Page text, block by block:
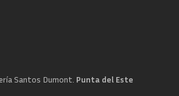
Santos Dumont. Punta del Este